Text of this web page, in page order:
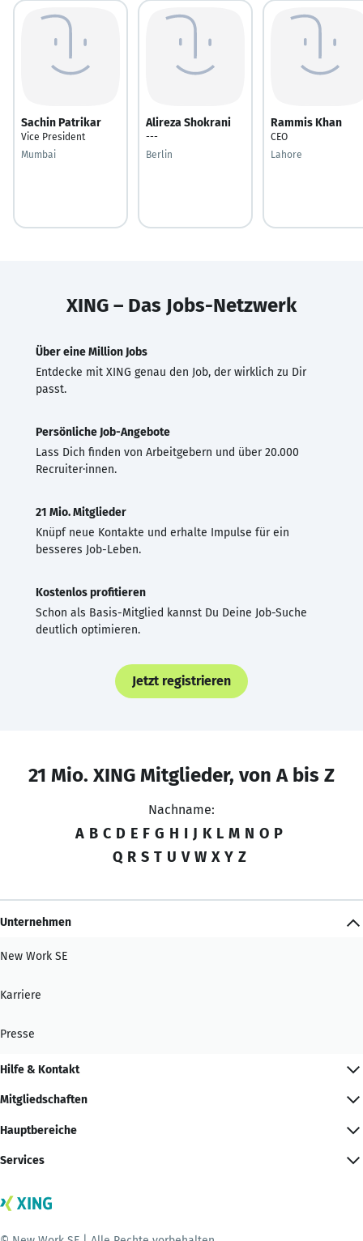
Sachin Patrikar
Vice President
Mumbai
Alireza Shokrani
---
Berlin
Rammis Khan
CEO
Lahore
XING – Das Jobs-Netzwerk
Über eine Million Jobs
Entdecke mit XING genau den Job, der wirklich zu Dir
passt.
Persönliche Job-Angebote
Lass Dich finden von Arbeitgebern und über 20.000
Recruiter·innen.
21 Mio. Mitglieder
Knüpf neue Kontakte und erhalte Impulse für ein
besseres Job-Leben.
Kostenlos profitieren
Schon als Basis-Mitglied kannst Du Deine Job-Suche
deutlich optimieren.
Jetzt registrieren
21 Mio. XING Mitglieder, von A bis Z
Nachname:
A B C D E F G H I J K L M N O P
Q R S T U V W X Y Z
Unternehmen
New Work SE
Karriere
Presse
Hilfe & Kontakt
Mitgliedschaften
Hauptbereiche
Services